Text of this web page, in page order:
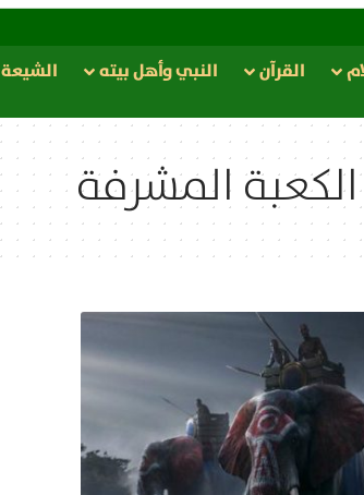
القرآن النبي وأهل بيته الشيعة
الكعبة المشرفة